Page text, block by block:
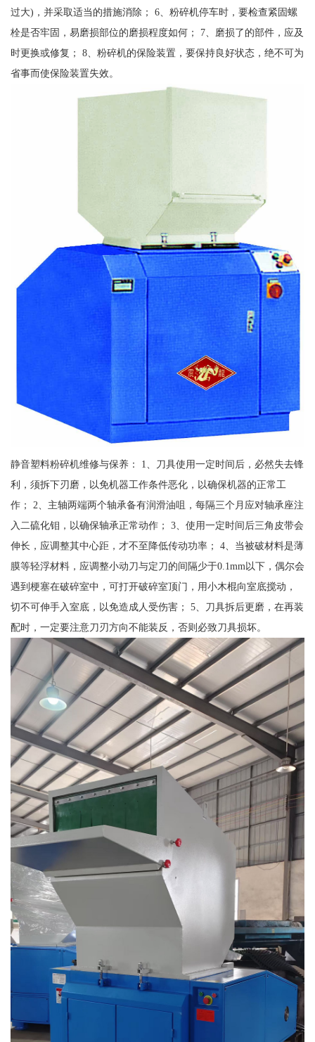
过大)，并采取适当的措施消除； 6、粉碎机停车时，要检查紧固螺
栓是否牢固，易磨损部位的磨损程度如何； 7、磨损了的部件，应及
时更换或修复； 8、粉碎机的保险装置，要保持良好状态，绝不可为
省事而使保险装置失效。
静音塑料粉碎机维修与保养： 1、刀具使用一定时间后，必然失去锋
利，须拆下刃磨，以免机器工作条件恶化，以确保机器的正常工
作； 2、主轴两端两个轴承备有润滑油咀，每隔三个月应对轴承座注
入二硫化钼，以确保轴承正常动作； 3、使用一定时间后三角皮带会
伸长，应调整其中心距，才不至降低传动功率； 4、当被破材料是薄
膜等轻浮材料，应调整小动刀与定刀的间隔少于0.1mm以下，偶尔会
遇到梗塞在破碎室中，可打开破碎室顶门，用小木棍向室底搅动，
切不可伸手入室底，以免造成人受伤害； 5、刀具拆后更磨，在再装
配时，一定要注意刀刃方向不能装反，否则必致刀具损坏。